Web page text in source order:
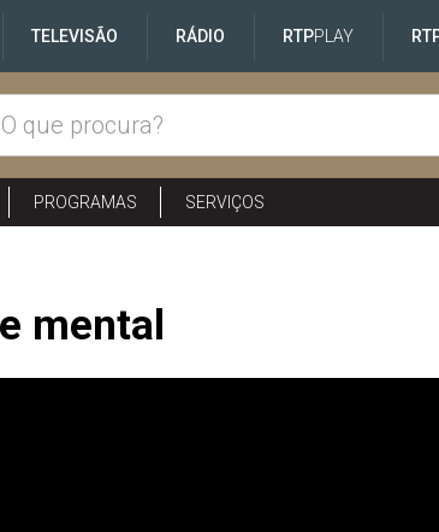
TELEVISÃO RÁDIO RTPPLAY
PROGRAMAS SERVIÇOS
mental